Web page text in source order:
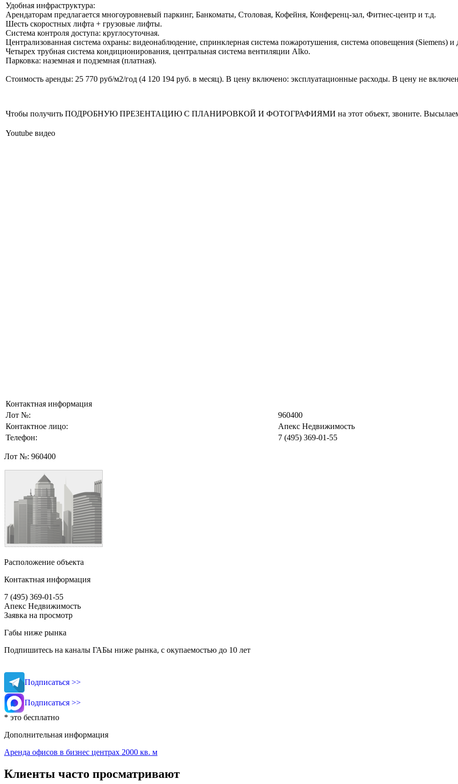
Удобная инфраструктура:
Арендаторам предлагается многоуровневый паркинг, Банкоматы, Столовая, Кофейня, Конференц-зал, Фитнес-центр и т.д.
Шесть скоростных лифта + грузовые лифты.
Система контроля доступа: круглосуточная.
Централизованная система охраны: видеонаблюдение, спринклерная система пожаротушения, система оповещения (Siemens) и
Четырех трубная система кондиционирования, центральная система вентиляции Alko.
Парковка: наземная и подземная (платная).
Стоимость аренды: 25 770 руб/м2/год (4 120 194 руб. в месяц). В цену включено: эксплуатационные расходы. В цену не
Чтобы получить ПОДРОБНУЮ ПРЕЗЕНТАЦИЮ С ПЛАНИРОВКОЙ И ФОТОГРАФИЯМИ на этот объект, звоните. Высылаем в
Youtube видео
Контактная информация
Лот №:
960400
Контактное лицо:
Апекс Недвижимость
Телефон:
7 (495) 369-01-55
Лот №: 960400
Расположение объекта
Контактная информация
7 (495) 369-01-55
Апекс Недвижимость
Заявка на просмотр
Габы ниже рынка
Подпишитесь на каналы ГАБы ниже рынка, с окупаемостью до 10 лет
Подписаться >>
Подписаться >>
* это бесплатно
Дополнительная информация
Аренда офисов в бизнес центрах 2000 кв. м
Клиенты часто просматривают